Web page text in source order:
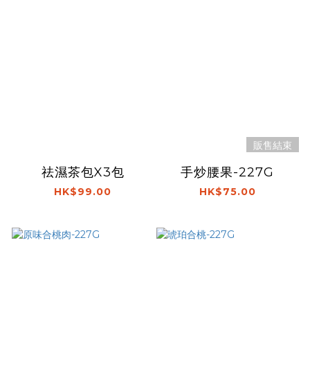
祛濕茶包X3包
HK$99.00
販售結束
手炒腰果-227G
HK$75.00